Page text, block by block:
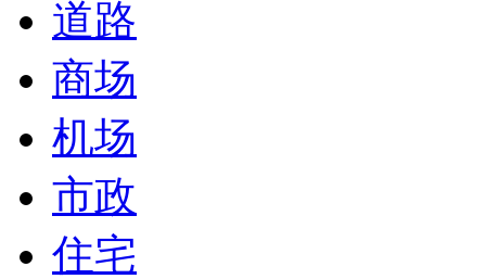
道路
商场
机场
市政
住宅